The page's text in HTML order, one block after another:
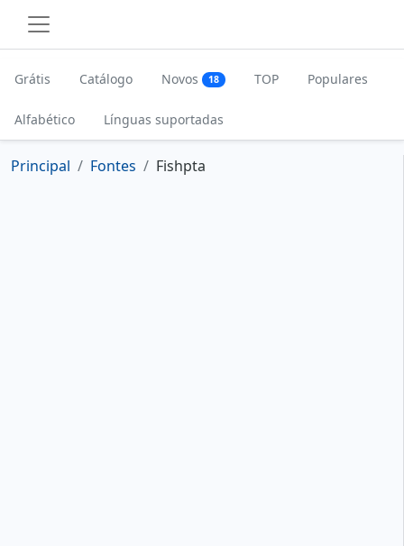
Grátis Catálogo Novos 18 TOP Populares
Alfabético Línguas suportadas
Principal Fontes Fishpta